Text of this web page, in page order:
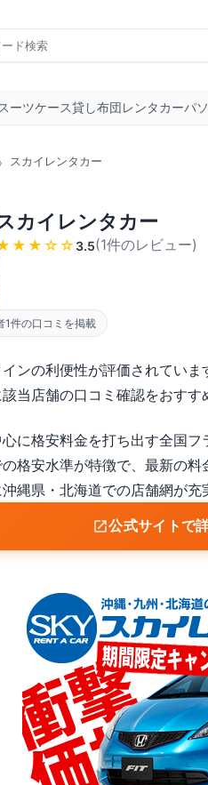
スーツケース貸し布団レンタカーパ
› スカイレンタカー
カイレンタカー
☆☆ 3.5(1件のレビュー)
1件の口コミを掲載
ンの利便性が評価されてい
当店舗の口コミ確認をおすす
に格安料金を打ち出す全国
格安水準が特徴で、最新の
縄県・北海道での店舗網が充
公式サイトで